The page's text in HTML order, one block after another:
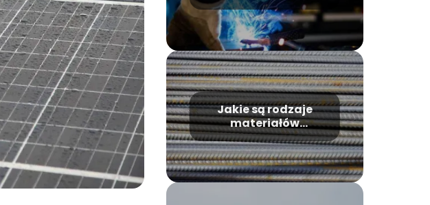
Jakie są rodzaje
materiałów
budowlanych?